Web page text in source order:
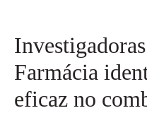
Farmácia
eficaz no